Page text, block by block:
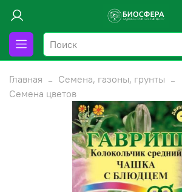
Главная Семена, газоны, грунты
Семена цветов